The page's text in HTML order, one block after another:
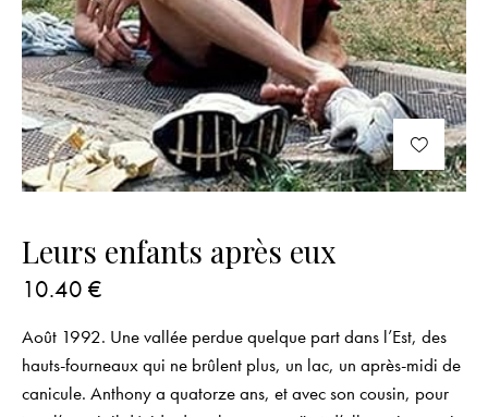
Leurs enfants après eux
10.40 €
Août 1992. Une vallée perdue quelque part dans l’Est, des
hauts-fourneaux qui ne brûlent plus, un lac, un après-midi de
canicule. Anthony a quatorze ans, et avec son cousin, pour